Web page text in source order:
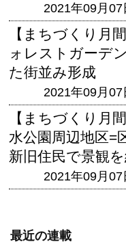
2021年09月07
【まちづくり月
ォレストガーデ
た街並み形成
2021年09月07
【まちづくり月
水公園周辺地区=
新旧住民で景観
2021年09月07
最近の連載